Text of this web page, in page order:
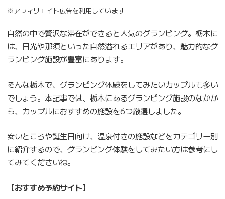
※アフィリエイト広告を利用しています
自然の中で贅沢な滞在ができると人気のグランピング。栃木に
は、日光や那須といった自然溢れるエリアがあり、魅力的なグ
ランピング施設が豊富にあります。
そんな栃木で、グランピング体験をしてみたいカップルも多い
でしょう。本記事では、栃木にあるグランピング施設のなかか
ら、カップルにおすすめの施設を6つ厳選しました。
安いところや誕生日向け、温泉付きの施設などをカテゴリー別
に紹介するので、グランピング体験をしてみたい方は参考にし
てみてくださいね。
【おすすめ予約サイト】